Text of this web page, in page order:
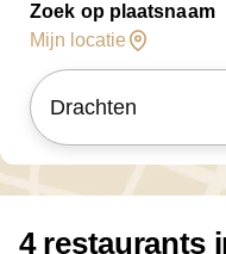
Zoek op plaatsnaam
Mijn locatie
4 restaurants